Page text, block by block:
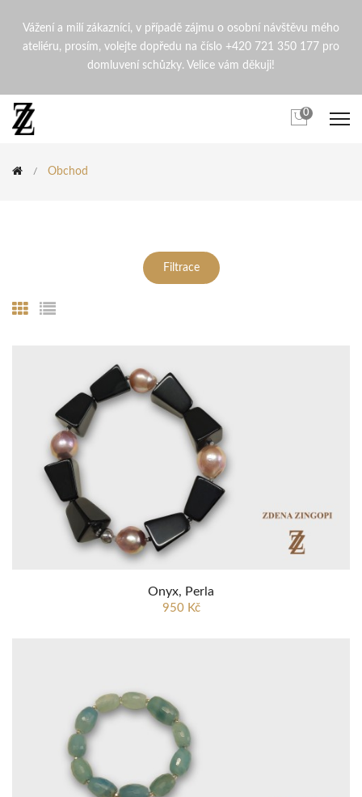
Internetový obchod
Vážení a milí zákazníci, v případě zájmu o osobní návštěvu mého
ateliéru, prosím, volejte dopředu na číslo +420 721 350 177 pro
domluvení schůzky. Velice vám děkuji!
0
Obchod
Filtrace
Onyx, Perla
950 Kč